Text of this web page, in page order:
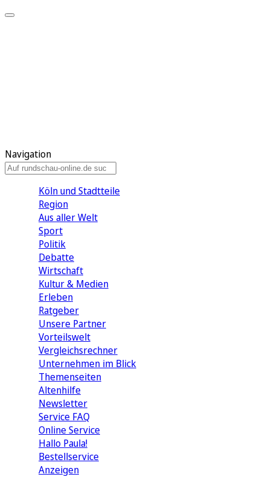
Navigation
Köln und Stadtteile
Region
Aus aller Welt
Sport
Politik
Debatte
Wirtschaft
Kultur & Medien
Erleben
Ratgeber
Unsere Partner
Vorteilswelt
Vergleichsrechner
Unternehmen im Blick
Themenseiten
Altenhilfe
Newsletter
Service FAQ
Online Service
Hallo Paula!
Bestellservice
Anzeigen